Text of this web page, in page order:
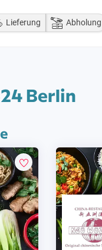
Lieferung Abholung
Berlin